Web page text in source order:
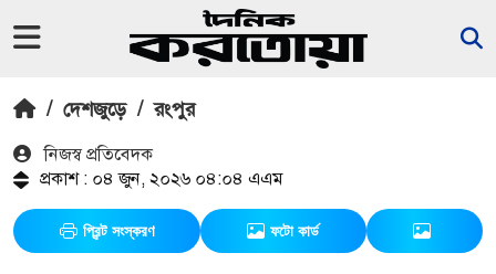
/ দেশজুড়ে / রংপুর
নিজস্ব প্রতিবেদক
প্রকাশ : ০৪ জুন, ২০২৬ ০৪:০৪ এএম
প্রিন্ট সংস্করণ ফটো কার্ড